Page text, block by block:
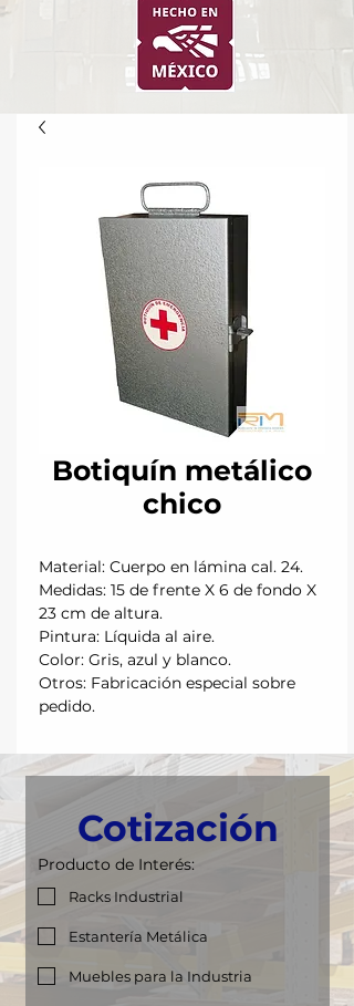
Botiquín metálico
chico
Material: Cuerpo en lámina cal. 24.
Medidas: 15 de frente X 6 de fondo X
23 cm de altura.
Pintura: Líquida al aire.
Color: Gris, azul y blanco.
Otros: Fabricación especial sobre
pedido.
Cotización
Producto de Interés:
Racks Industrial
Estantería Metálica
Muebles para la Industria